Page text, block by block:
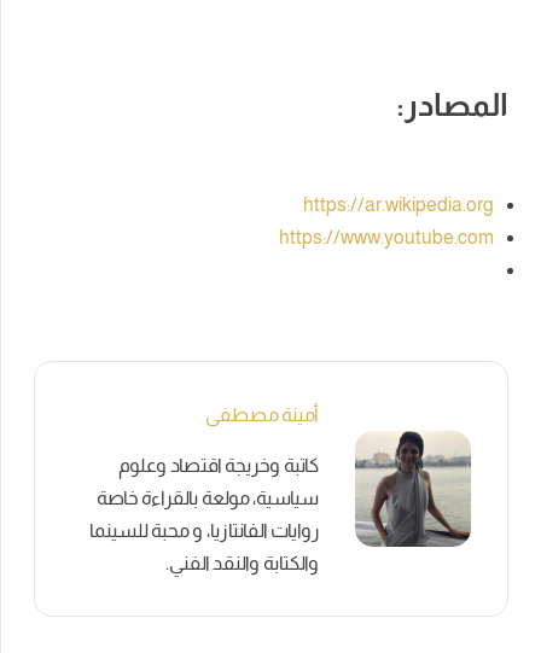
المصادر:
https://ar.wikipedia.org
https://www.youtube.com
أمينة مصطفى
كاتبة وخريجة اقتصاد وعلوم
سياسية، مولعة بالقراءة خاصة
روايات الفانتازيا، و محبة للسينما
والكتابة والنقد الفني.